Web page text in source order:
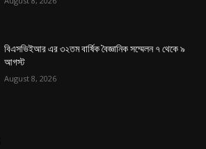
বিএসভিইআর এর ৩২তম বার্ষিক বৈজ্ঞানিক সম্মেলন ৭ থেকে ৯
আগস্ট
August 8, 2026